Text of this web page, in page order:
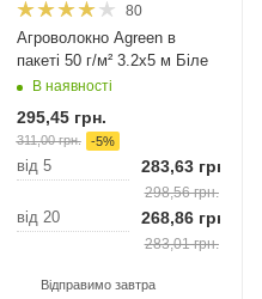
80
Агроволокно Agreen в
пакеті 50 г/м² 3.2х5 м Біле
В наявності
295,45грн.
311,00грн. -5%
від 5 283,63грн.
298,56грн.
від 20 268,86грн.
283,01грн.
Відправимо завтра